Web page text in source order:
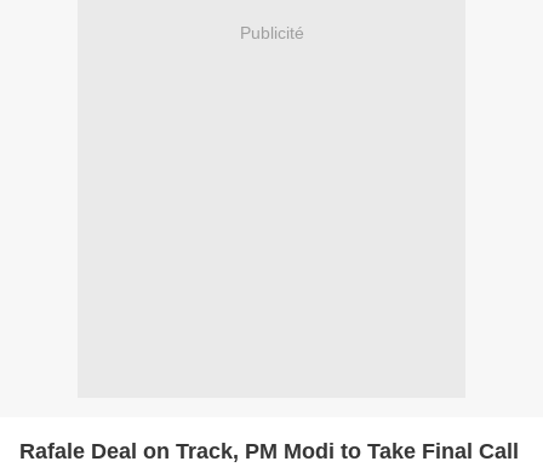
Publicité
Rafale Deal on Track, PM Modi to Take Final Call